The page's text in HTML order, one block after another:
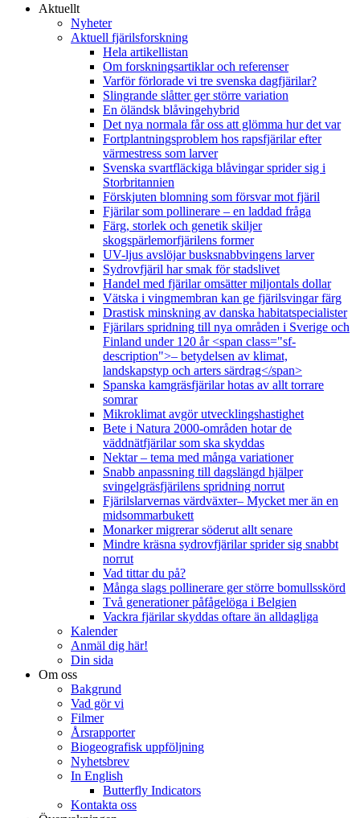
Aktuellt
Nyheter
Aktuell fjärilsforskning
Hela artikellistan
Om forskningsartiklar och referenser
Varför förlorade vi tre svenska dagfjärilar?
Slingrande slåtter ger större variation
En öländsk blåvingehybrid
Det nya normala får oss att glömma hur det var
Fortplantningsproblem hos rapsfjärilar efter
värmestress som larver
Svenska svartfläckiga blåvingar sprider sig i
Storbritannien
Förskjuten blomning som försvar mot fjäril
Fjärilar som pollinerare – en laddad fråga
Färg, storlek och genetik skiljer
skogspärlemorfjärilens former
UV-ljus avslöjar busksnabbvingens larver
Sydrovfjäril har smak för stadslivet
Handel med fjärilar omsätter miljontals dollar
Vätska i vingmembran kan ge fjärilsvingar färg
Drastisk minskning av danska habitatspecialister
Fjärilars spridning till nya områden i Sverige och
Finland under 120 år <span class="sf-
description">– betydelsen av klimat,
landskapstyp och arters särdrag</span>
Spanska kamgräsfjärilar hotas av allt torrare
somrar
Mikroklimat avgör utvecklingshastighet
Bete i Natura 2000-områden hotar de
väddnätfjärilar som ska skyddas
Nektar – tema med många variationer
Snabb anpassning till dagslängd hjälper
svingelgräsfjärilens spridning norrut
Fjärilslarvernas värdväxter– Mycket mer än en
midsommarbukett
Monarker migrerar söderut allt senare
Mindre kräsna sydrovfjärilar sprider sig snabbt
norrut
Vad tittar du på?
Många slags pollinerare ger större bomullsskörd
Två generationer påfågelöga i Belgien
Vackra fjärilar skyddas oftare än alldagliga
Kalender
Anmäl dig här!
Din sida
Om oss
Bakgrund
Vad gör vi
Filmer
Årsrapporter
Biogeografisk uppföljning
Nyhetsbrev
In English
Butterfly Indicators
Kontakta oss